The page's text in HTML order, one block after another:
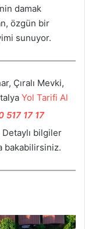
damak
özgün bir
sunuyor.
Çıralı Mevki,
Yol Tarifi Al
517 17 17
Detaylı bilgiler
bakabilirsiniz.